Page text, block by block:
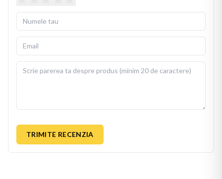
de umplutura este inclusa in pachet, gata de folosit imediat
dupa livrare.
BEKZ este un brand de calitate care asigura culori vii si
detalii fidele ale ilustratiei originale. Imprimarea prin
sublimare garanteaza rezistenta culorilor la spalare si la
expunere indelungata la lumina. Dimensiuni: 40x40 cm.
TRIMITE RECENZIA